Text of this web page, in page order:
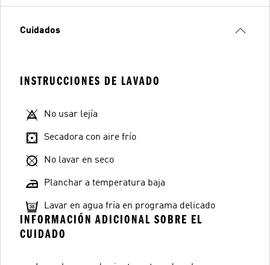
Cuidados
INSTRUCCIONES DE LAVADO
No usar lejía
Secadora con aire frío
No lavar en seco
Planchar a temperatura baja
Lavar en agua fría en programa delicado
INFORMACIÓN ADICIONAL SOBRE EL
CUIDADO